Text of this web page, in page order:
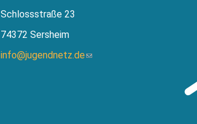
Schlossstraße 23
74372 Sersheim
info@jugendnetz.de(Link